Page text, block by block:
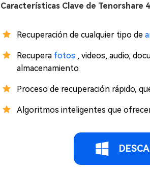
Características Clave de Tenorshare
Recuperación de cualquier tipo de
Recupera fotos , videos, audio,
almacenamiento.
Proceso de recuperación rápido,
Algoritmos inteligentes que